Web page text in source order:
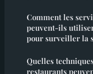
Comment les
peuvent-ils
pour surveiller la
Quelles
restaurants